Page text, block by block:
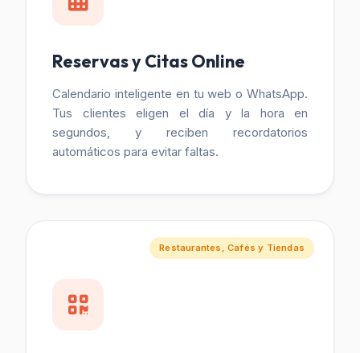
Reservas y Citas Online
Calendario inteligente en tu web o WhatsApp.
Tus clientes eligen el día y la hora en
segundos, y reciben recordatorios
automáticos para evitar faltas.
Restaurantes, Cafés y Tiendas